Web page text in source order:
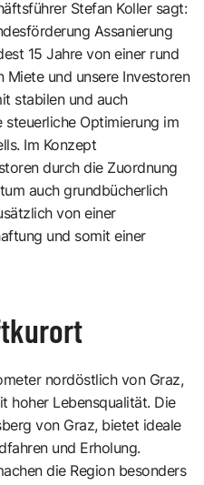
Stefan Koller sagt:
Assanierung
15 Jahre von einer rund
und unsere Investoren
stabilen und auch
Optimierung im
Im Konzept
durch die Zuordnung
auch grundbücherlich
von einer
und somit einer
nordöstlich von Graz,
hoher Lebensqualität. Die
von Graz, bietet ideale
und Erholung.
die Region besonders